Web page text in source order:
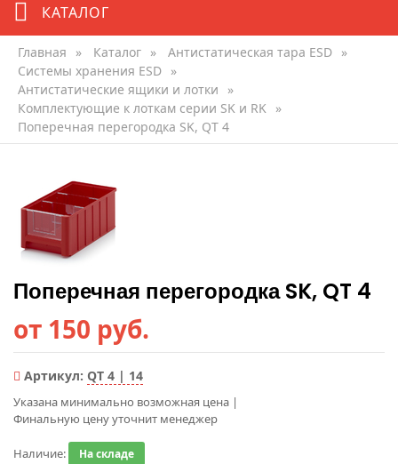
КАТАЛОГ
Главная » Каталог » Антистатическая тара ESD »
Системы хранения ESD »
Антистатические ящики и лотки
»
Комплектующие к лоткам серии SK и RK »
Поперечная перегородка SK, QT 4
Поперечная перегородка SK, QT 4
от 150 руб.
Артикул: QT 4 | 14
Указана минимально возможная цена |
Финальную цену уточнит менеджер
Наличие: На складе